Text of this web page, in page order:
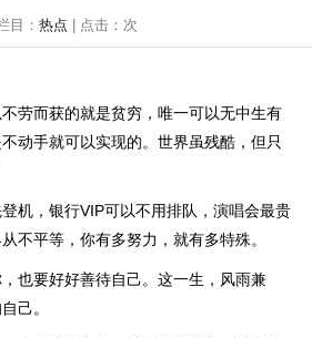
目： 热点 | 点击： 次
劳而获的就是贫穷，唯一可以无中生有
动手就可以实现的。世界虽残酷，但只
机，银行VIP可以不用排队，演唱会最贵
不平等，你有多努力，就有多特殊。
也要好好善待自己。这一生，风雨兼
己。